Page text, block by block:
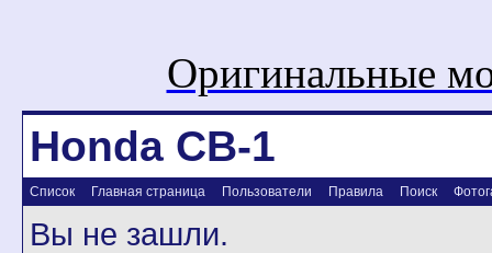
Оригинальные
Honda CB-1
Список Главная страница Пользователи Правила Поиск
Вы не зашли.